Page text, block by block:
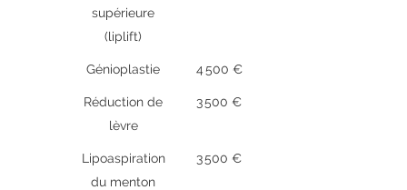
supérieure
(liplift)
Génioplastie 4 500 €
Réduction de
lèvre
3 500 €
Lipoaspiration
du menton
3 500 €